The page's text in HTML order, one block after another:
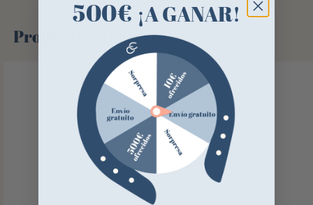
Productos similares
500€ ¡A GANAR!